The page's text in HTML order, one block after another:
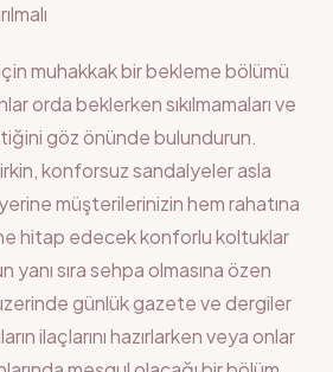
muhakkak bir bekleme bölümü
orda beklerken sıkılmamaları ve
göz önünde bulundurun.
konforsuz sandalyeler asla
müşterilerinizin hem rahatına
hitap edecek konforlu koltuklar
yanı sıra sehpa olmasına özen
günlük gazete ve dergiler
ilaçlarını hazırlarken veya onlar